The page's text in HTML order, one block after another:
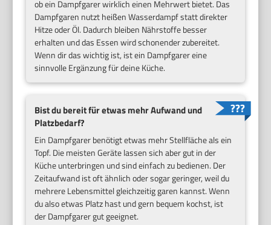
ob ein Dampfgarer wirklich einen Mehrwert bietet. Das
Dampfgaren nutzt heißen Wasserdampf statt direkter
Hitze oder Öl. Dadurch bleiben Nährstoffe besser
erhalten und das Essen wird schonender zubereitet.
Wenn dir das wichtig ist, ist ein Dampfgarer eine
sinnvolle Ergänzung für deine Küche.
Bist du bereit für etwas mehr Aufwand und
Platzbedarf?
Ein Dampfgarer benötigt etwas mehr Stellfläche als ein
Topf. Die meisten Geräte lassen sich aber gut in der
Küche unterbringen und sind einfach zu bedienen. Der
Zeitaufwand ist oft ähnlich oder sogar geringer, weil du
mehrere Lebensmittel gleichzeitig garen kannst. Wenn
du also etwas Platz hast und gern bequem kochst, ist
der Dampfgarer gut geeignet.